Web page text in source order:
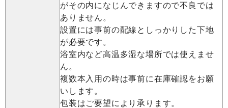
がその内になじんできますので不良では
ありません。
設置には事前の配線としっかりした下地
が必要です。
浴室内など高温多湿な場所では使えませ
ん。
複数本入用の時は事前に在庫確認をお願
いします。
包装はご要望により承ります。